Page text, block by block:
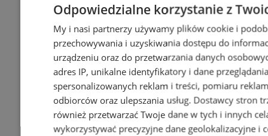
Odpowiedzialne korzystanie z
My i nasi partnerzy używamy plików cookie i
przechowywania i uzyskiwania dostępu do
urządzeniu oraz do przetwarzania danych
adres IP, unikalne identyfikatory i dane
spersonalizowanych reklam i treści, pomiaru
odbiorców oraz ulepszania usług. Dostawcy stron
również przetwarzać Twoje dane w tych i innych
wykorzystywać precyzyjne dane geolokalizacyjne i